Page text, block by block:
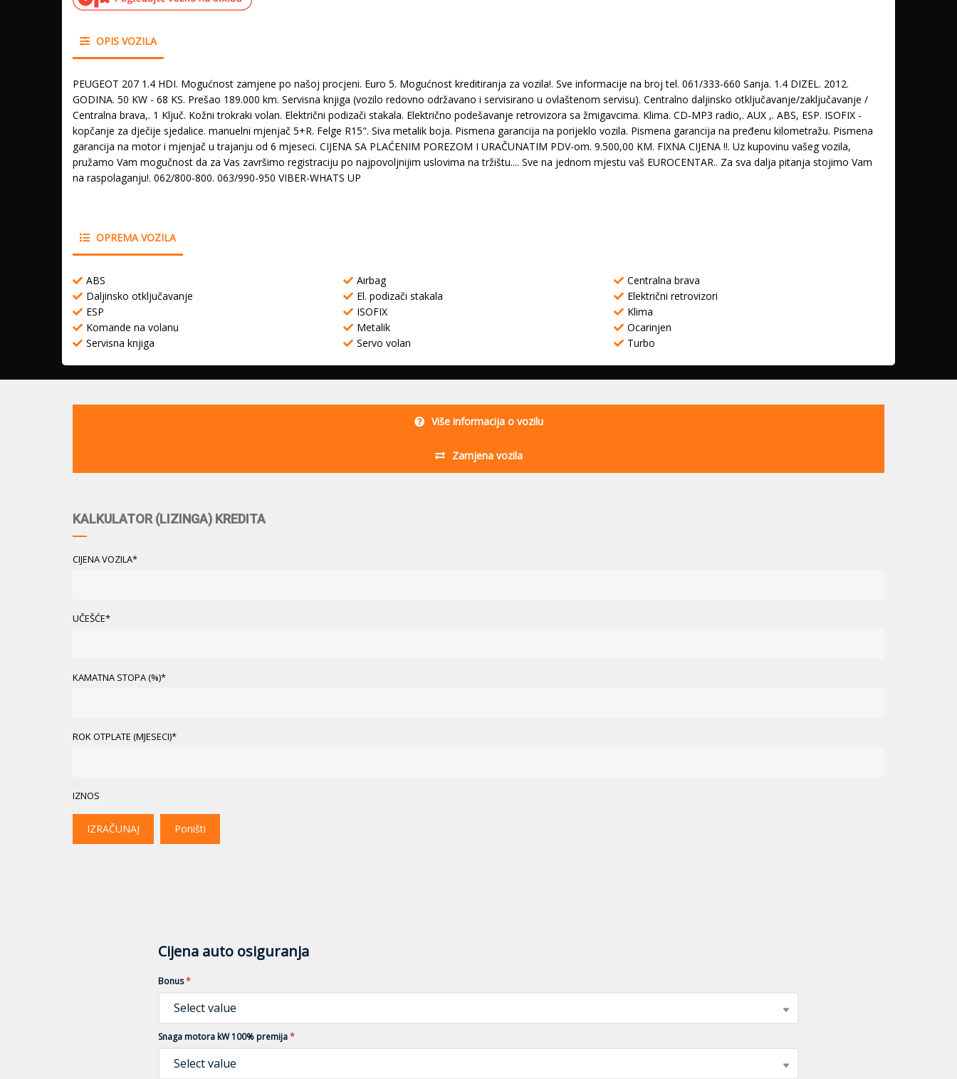
OPIS VOZILA
PEUGEOT 207 1.4 HDI. Mogućnost zamjene po našoj procjeni. Euro 5. Mogućnost kreditiranja za vozila!. Sve informacije na broj tel. 061/333-660 Sanja. 1.4 DIZEL. 2012.
GODINA. 50 KW - 68 KS. Prešao 189.000 km. Servisna knjiga (vozilo redovno održavano i servisirano u ovlaštenom servisu). Centralno daljinsko otključavanje/zaključavanje /
Centralna brava,. 1 Ključ. Kožni trokraki volan. Električni podizači stakala. Električno podešavanje retrovizora sa žmigavcima. Klima. CD-MP3 radio,. AUX ,. ABS, ESP. ISOFIX -
kopčanje za dječije sjedalice. manuelni mjenjač 5+R. Felge R15". Siva metalik boja. Pismena garancija na porijeklo vozila. Pismena garancija na pređenu kilometražu. Pismena
garancija na motor i mjenjač u trajanju od 6 mjeseci. CIJENA SA PLAĆENIM POREZOM I URAČUNATIM PDV-om. 9.500,00 KM. FIXNA CIJENA !!. Uz kupovinu vašeg vozila,
pružamo Vam mogučnost da za Vas završimo registraciju po najpovoljnijim uslovima na tržištu.... Sve na jednom mjestu vaš EUROCENTAR.. Za sva dalja pitanja stojimo Vam
na raspolaganju!. 062/800-800. 063/990-950 VIBER-WHATS UP
OPREMA VOZILA
ABS Airbag
Centralna brava
Daljinsko otključavanje
El. podizači stakala
Električni retrovizori
ESP
ISOFIX
Klima
Komande na volanu
Metalik
Ocarinjen
Servisna knjiga
Servo volan Turbo
Više informacija o vozilu
Zamjena vozila
KALKULATOR (LIZINGA) KREDITA
CIJENA VOZILA*
UČEŠĆE*
KAMATNA STOPA (%)*
ROK OTPLATE (MJESECI)*
IZNOS
IZRAČUNAJ Poništi
Cijena auto osiguranja
Bonus*
Select value
Snaga motora kW 100% premija*
Select value